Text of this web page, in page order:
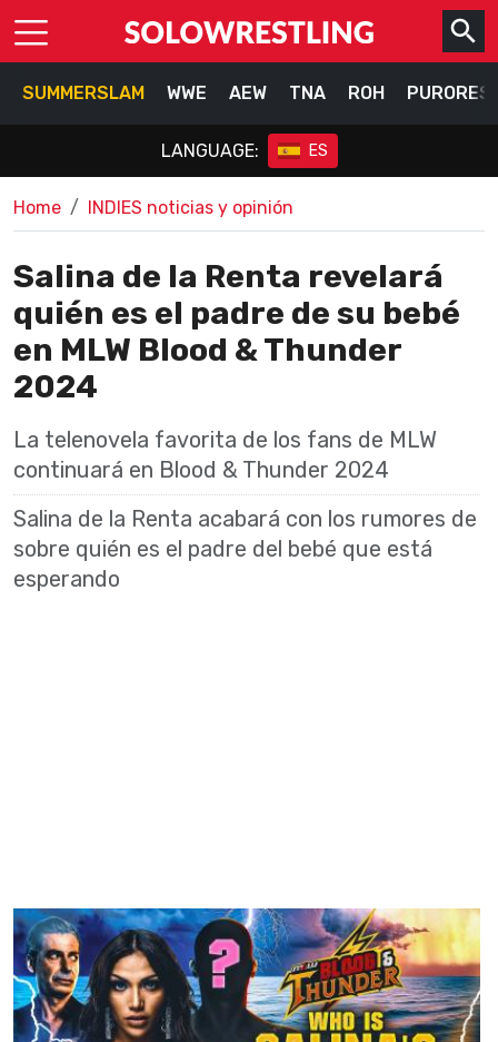
SUMMERSLAM WWE AEW TNA ROH
LANGUAGE: ES
Home INDIES noticias y opinión
Salina de la Renta revelará
quién es el padre de su bebé
en MLW Blood & Thunder
2024
La telenovela favorita de los fans de MLW
continuará en Blood & Thunder 2024
Salina de la Renta acabará con los rumores de
sobre quién es el padre del bebé que está
esperando